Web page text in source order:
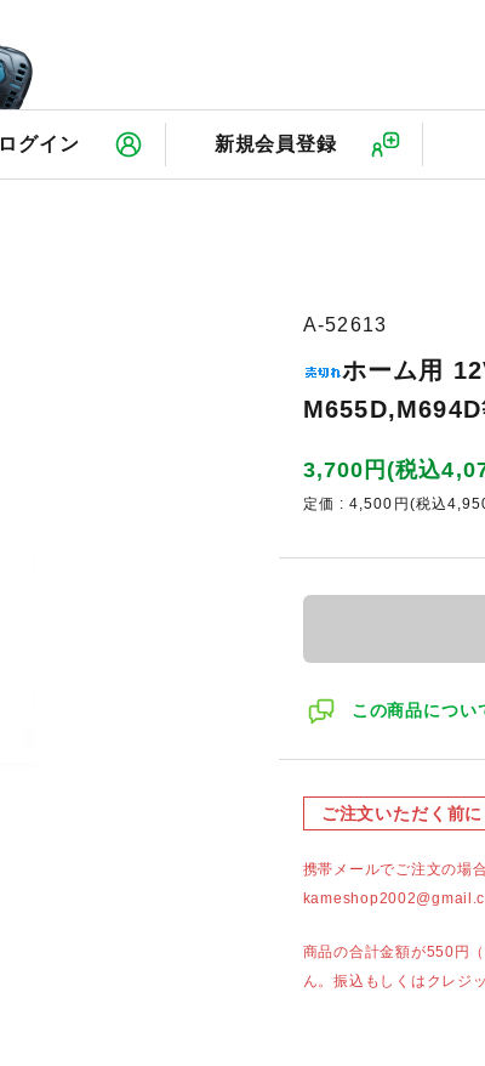
ログイン 新規会員登録
A-52613
ホーム用
3,700円(税込
定価 : 4,500円(税込
この商品につい
ご注文いただく前に
携帯メールでご注文の場
商品の合計金額が550円
ん。振込もしくはクレジ